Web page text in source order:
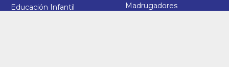
Educación Infantil
Madrugadores